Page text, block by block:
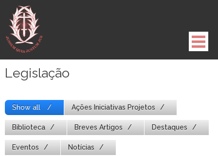
para
conteúdo
Legislação
Show all Ações Iniciativas Projetos
Biblioteca Breves Artigos Destaques
Eventos Notícias